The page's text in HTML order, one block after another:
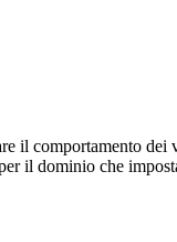
il comportamento dei
il dominio che